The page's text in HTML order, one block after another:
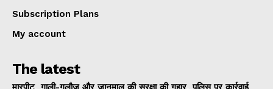
Subscription Plans
My account
The latest